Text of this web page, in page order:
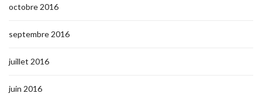
octobre 2016
septembre 2016
juillet 2016
juin 2016